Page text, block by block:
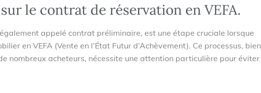
le contrat de réservation en VEFA.
appelé contrat préliminaire, est une étape cruciale lorsque
en VEFA (Vente en l’État Futur d’Achèvement). Ce processus, bien
nombreux acheteurs, nécessite une attention particulière pour éviter